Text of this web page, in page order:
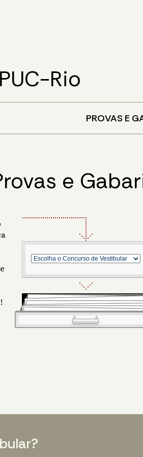
Rio
PROVAS E
e
!